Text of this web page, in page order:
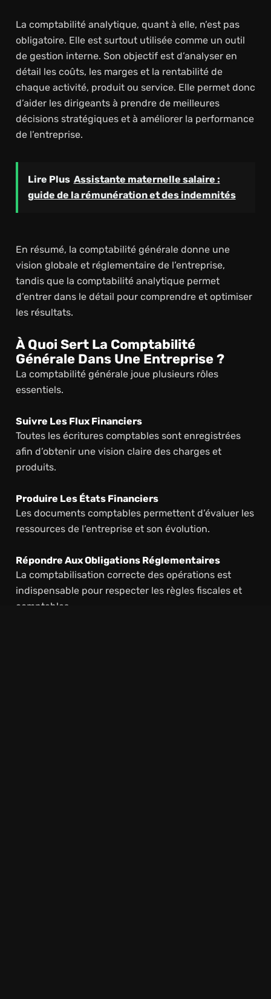
La comptabilité analytique, quant à elle, n’est pas
obligatoire. Elle est surtout utilisée comme un outil
de gestion interne. Son objectif est d’analyser en
détail les coûts, les marges et la rentabilité de
chaque activité, produit ou service. Elle permet donc
d’aider les dirigeants à prendre de meilleures
décisions stratégiques et à améliorer la performance
de l’entreprise.
Lire Plus Assistante maternelle salaire :
guide de la rémunération et des indemnités
En résumé, la comptabilité générale donne une
vision globale et réglementaire de l’entreprise,
tandis que la comptabilité analytique permet
d’entrer dans le détail pour comprendre et optimiser
les résultats.
À Quoi Sert La Comptabilité
Générale Dans Une Entreprise ?
La comptabilité générale joue plusieurs rôles
essentiels.
Suivre Les Flux Financiers
Toutes les écritures comptables sont enregistrées
afin d’obtenir une vision claire des charges et
produits.
Produire Les États Financiers
Les documents comptables permettent d’évaluer les
ressources de l’entreprise et son évolution.
Répondre Aux Obligations Réglementaires
La comptabilisation correcte des opérations est
indispensable pour respecter les règles fiscales et
comptables.